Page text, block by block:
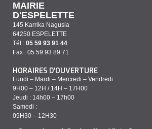
MAIRIE
D'ESPELETTE
145 Karrika Nagusia
64250 ESPELETTE
Tél : 05 59 93 91 44
Fax : 05 59 93 89 71
HORAIRES D'OUVERTURE
Lundi – Mardi – Mercredi – Vendredi :
9H00 – 12H / 14H – 17H00
Jeudi : 14h00 – 17h00
Samedi :
09H30 – 12H30